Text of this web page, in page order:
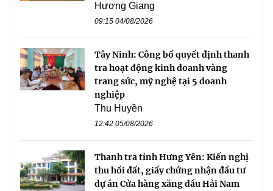
Hương Giang
09:15 04/08/2026
Tây Ninh: Công bố quyết định thanh
tra hoạt động kinh doanh vàng
trang sức, mỹ nghệ tại 5 doanh
nghiệp
Thu Huyền
12:42 05/08/2026
Thanh tra tỉnh Hưng Yên: Kiến nghị
thu hồi đất, giấy chứng nhận đầu tư
dự án Cửa hàng xăng dầu Hải Nam